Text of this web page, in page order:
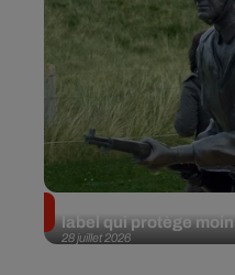
28 juillet 2026
label qui protège